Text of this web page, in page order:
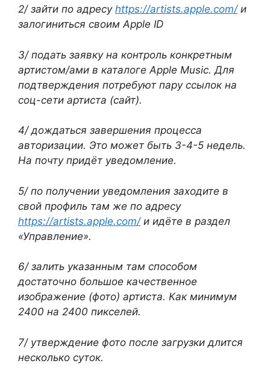
2/ зайти по адресу https://artists.apple.com/и
залогиниться своим Apple ID
3/ подать заявку на контроль конкретным
артистом/ами в каталоге Apple Music. Для
подтверждения потребуют пару ссылок на
соц-сети артиста (сайт).
4/ дождаться завершения процесса
авторизации. Это может быть 3-4-5 недель.
На почту придёт уведомление.
5/ по получении уведомления заходите в
свой профиль там же по адресу
https://artists.apple.com/и идёте в раздел
«Управление».
6/ залить указанным там способом
достаточно большое качественное
изображение (фото) артиста. Как минимум
2400 на 2400 пикселей.
7/ утверждение фото после загрузки длится
несколько суток.